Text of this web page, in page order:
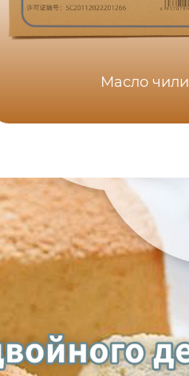
Масло чили